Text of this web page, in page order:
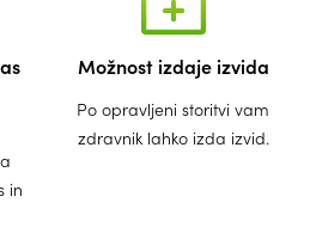
in
Možnost izdaje izvida
Po opravljeni storitvi vam
zdravnik lahko izda izvid.